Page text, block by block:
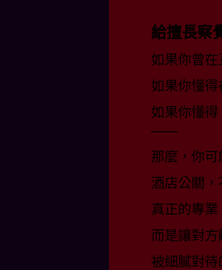
給擅長察
如果你曾
如果你懂
如果你懂
——
那麼，你
酒店公關
真正的專
而是讓對
被細膩對